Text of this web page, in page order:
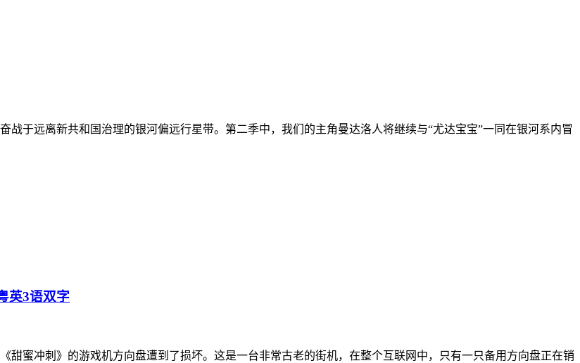
于远离新共和国治理的银河偏远行星带。第二季中，我们的主角曼达洛人将继续与“尤达宝宝”一同在银河系内冒
英3语双字
甜蜜冲刺》的游戏机方向盘遭到了损坏。这是一台非常古老的街机，在整个互联网中，只有一只备用方向盘正在销